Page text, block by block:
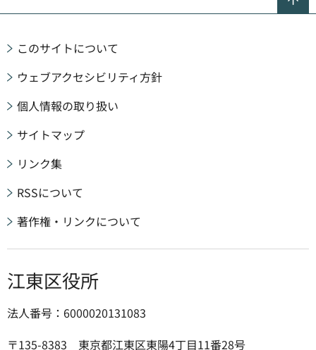
このサイトについて
ウェブアクセシビリティ方針
個人情報の取り扱い
サイトマップ
リンク集
RSSについて
著作権・リンクについて
江東区役所
法人番号：6000020131083
〒135-8383 東京都江東区東陽4丁目11番28号